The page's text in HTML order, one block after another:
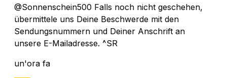
@Sonnenschein500 Falls noch nicht geschehen,
übermittele uns Deine Beschwerde mit den
Sendungsnummern und Deiner Anschrift an
unsere E-Mailadresse. ^SR
un'ora fa